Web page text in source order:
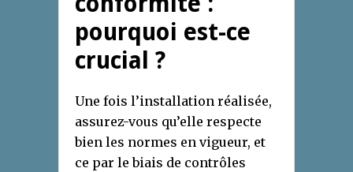
pourquoi est-ce
crucial ?
Une fois l’installation réalisée,
assurez-vous qu’elle respecte
bien les normes en vigueur, et
ce par le biais de contrôles